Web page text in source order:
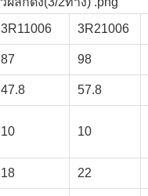
3R11006 3R21006
87 98
47.8 57.8
10 10
18 22